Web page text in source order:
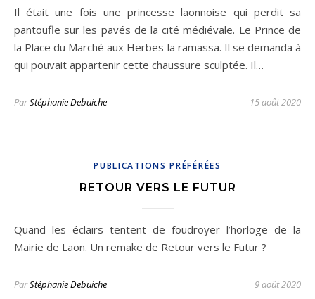
Il était une fois une princesse laonnoise qui perdit sa
pantoufle sur les pavés de la cité médiévale. Le Prince de
la Place du Marché aux Herbes la ramassa. Il se demanda à
qui pouvait appartenir cette chaussure sculptée. Il…
ParStéphanie Debuiche 15 août 2020
PUBLICATIONS PRÉFÉRÉES
RETOUR VERS LE FUTUR
Quand les éclairs tentent de foudroyer l’horloge de la
Mairie de Laon. Un remake de Retour vers le Futur ?
ParStéphanie Debuiche 9 août 2020